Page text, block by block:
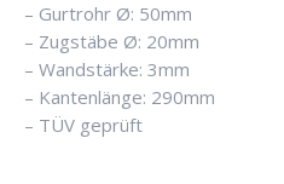
– Gurtrohr Ø: 50mm
– Zugstäbe Ø: 20mm
– Wandstärke: 3mm
– Kantenlänge: 290mm
– TÜV geprüft